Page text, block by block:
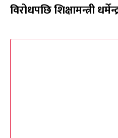
विरोधपछि शिक्षामन्त्री